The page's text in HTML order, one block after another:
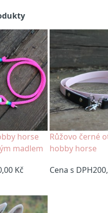
horse
madlem
Kč
Růžovo černé
hobby horse
Cena s DPH